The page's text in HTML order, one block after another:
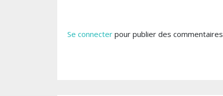
Se connecter pour publier des commentaires